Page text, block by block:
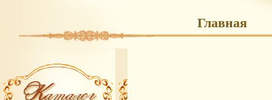
Главная